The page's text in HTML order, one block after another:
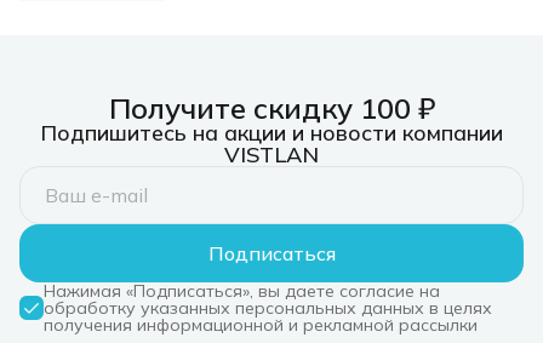
Получите скидку 100 ₽
Подпишитесь на акции и новости компании
VISTLAN
Подписаться
Нажимая «Подписаться», вы даете согласие на
обработку указанных персональных данных в целях
получения информационной и рекламной рассылки